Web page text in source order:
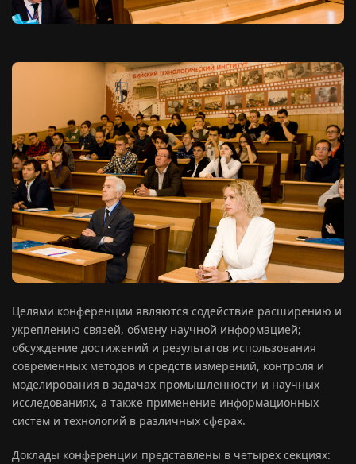
Целями конференции являются содействие расширению и
укреплению связей, обмену научной информацией;
обсуждение достижений и результатов использования
современных методов и средств измерений, контроля и
моделирования в задачах промышленности и научных
исследованиях, а также применение информационных
систем и технологий в различных сферах.
Доклады конференции представлены в четырех секциях: